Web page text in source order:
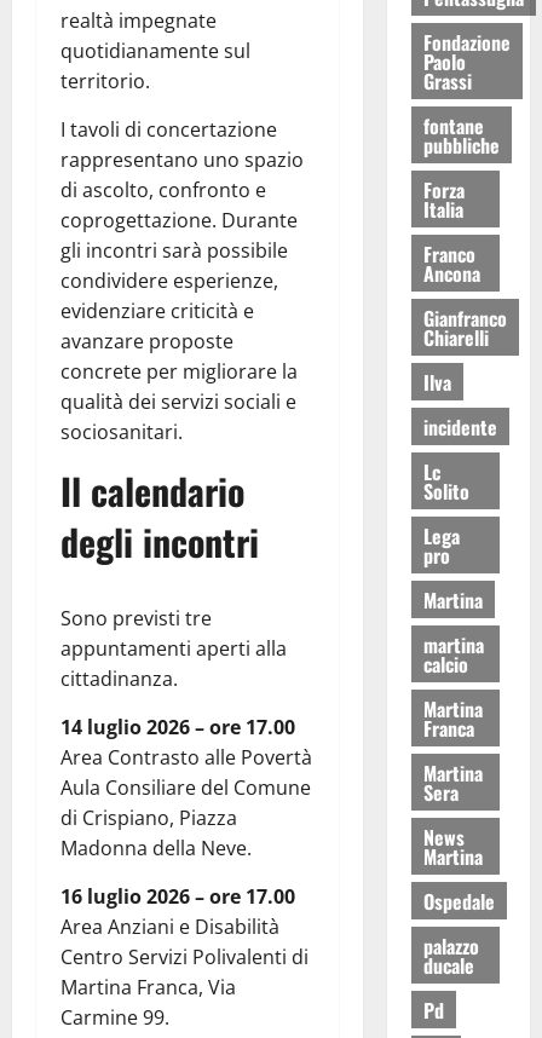
realtà impegnate
quotidianamente sul
territorio.
I tavoli di concertazione
rappresentano uno spazio
di ascolto, confronto e
coprogettazione. Durante
gli incontri sarà possibile
condividere esperienze,
evidenziare criticità e
avanzare proposte
concrete per migliorare la
qualità dei servizi sociali e
sociosanitari.
Il calendario
degli incontri
Sono previsti tre
appuntamenti aperti alla
cittadinanza.
14 luglio 2026 – ore 17.00
Area Contrasto alle Povertà
Aula Consiliare del Comune
di Crispiano, Piazza
Madonna della Neve.
16 luglio 2026 – ore 17.00
Area Anziani e Disabilità
Centro Servizi Polivalenti di
Martina Franca, Via
Carmine 99.
Fondazione
Paolo
Grassi
fontane
pubbliche
Forza
Italia
Franco
Ancona
Gianfranco
Chiarelli
Ilva
incidente
Lc
Solito
Lega
pro
Martina
martina
calcio
Martina
Franca
Martina
Sera
News
Martina
Ospedale
palazzo
ducale
Pd